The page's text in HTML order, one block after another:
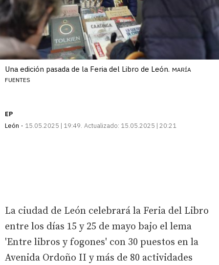
Una edición pasada de la Feria del Libro de León. MARÍA
FUENTES
EP
León
15.05.2025 | 19:49 Actualizado: 15.05.2025 | 20:21
La ciudad de León celebrará la Feria del Libro
entre los días 15 y 25 de mayo bajo el lema
'Entre libros y fogones' con 30 puestos en la
Avenida Ordoño II y más de 80 actividades